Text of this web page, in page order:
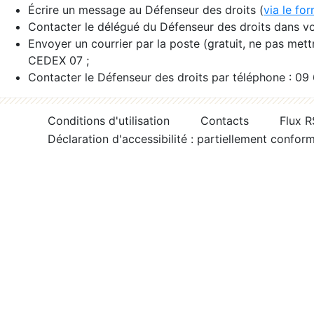
Écrire un message au Défenseur des droits (via le
Contacter le délégué du Défenseur des droits dans
Envoyer un courrier par la poste (gratuit, ne pas
CEDEX 07 ;
Contacter le Défenseur des droits par téléphone :
Conditions d'utilisation Contacts
Flux
Déclaration d'accessibilité : partiellement